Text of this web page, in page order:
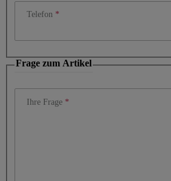
Telefon
Frage zum Artikel
Ihre Frage